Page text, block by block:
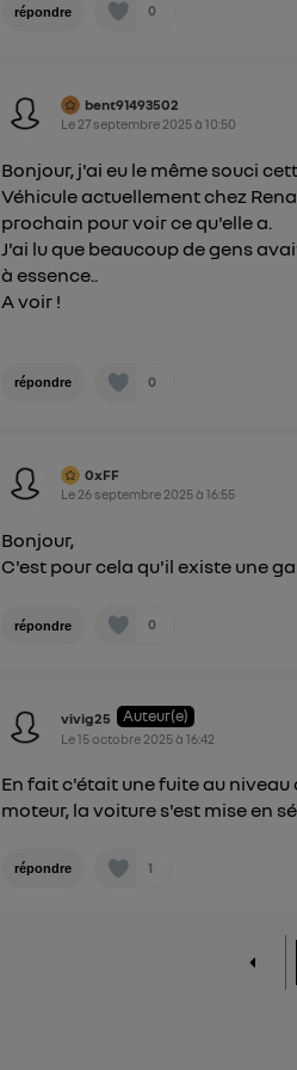
répondre 0
bent91493502
Le 27 septembre 2025à10:50
Bonjour, j'ai eu le même souci
Véhicule actuellement chez
prochain pour voir ce qu'elle a.
J'ai lu que beaucoup de gens
à essence..
A voir !
répondre 0
0xFF
Le 26 septembre 2025à16:55
Bonjour,
C'est pour cela qu'il existe une
répondre 0
vivig25 Auteur(e)
Le15 octobre 2025à16:42
En fait c'était une fuite au
moteur, la voiture s'est mise en
répondre 1